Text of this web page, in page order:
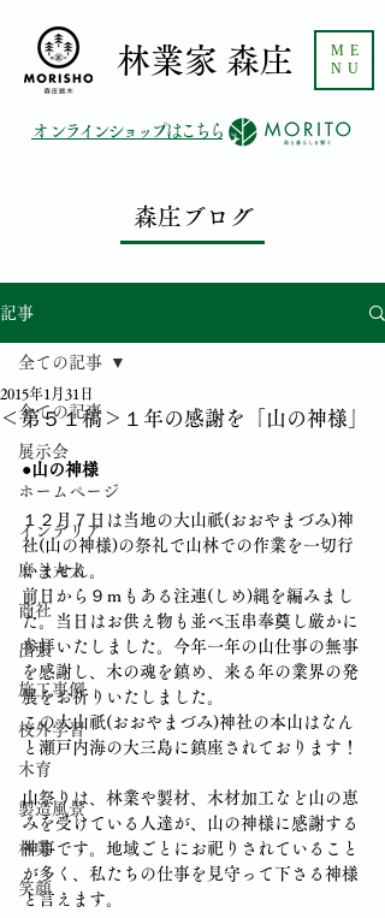
​林業家 森庄
​オンラインショップはこちら
ME
NU
森庄ブログ
記事
全ての記事
展示会
ホームページ
インテリア
磨き丸太
商社
出張
施工事例
校外学習
木育
製造風景
林業
笑顔
全ての記事
＜第５１稿＞１年の感謝を「山の神様」
2015年1月31日
●山の神様
１２月７日は当地の大山祇(おおやまづみ)神
社(山の神様)の祭礼で山林での作業を一切行
いません。
前日から９ｍもある注連(しめ)縄を編みまし
た。当日はお供え物も並べ玉串奉奠し厳かに
参拝いたしました。今年一年の山仕事の無事
を感謝し、木の魂を鎮め、来る年の業界の発
展をお祈りいたしました。
この大山祇(おおやまづみ)神社の本山はなん
と瀬戸内海の大三島に鎮座されております！
山祭りは、林業や製材、木材加工など山の恵
みを受けている人達が、山の神様に感謝する
神事です。地域ごとにお祀りされていること
が多く、私たちの仕事を見守って下さる神様
と言えます。